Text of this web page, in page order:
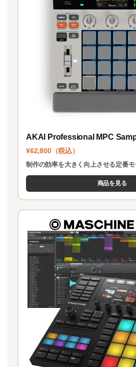
AKAI Professional MPC
¥62,800（税込）
制作の効率を大きく向上させる定番モ
商品を見る